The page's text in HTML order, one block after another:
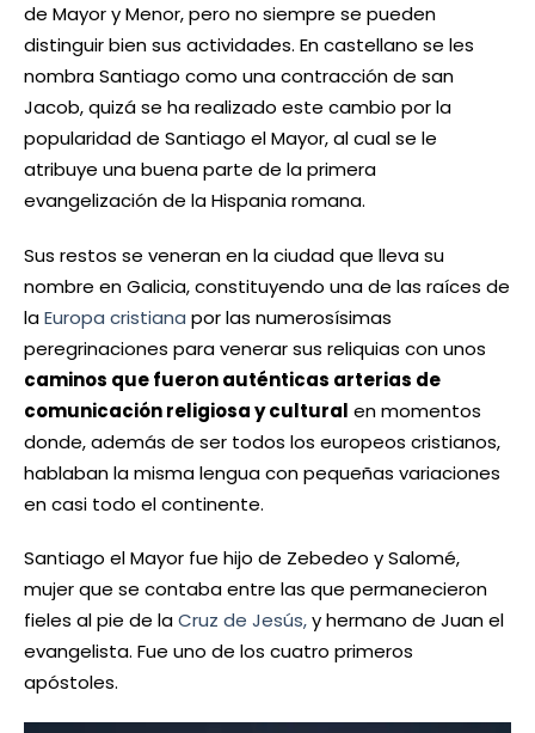
de Mayor y Menor, pero no siempre se pueden
distinguir bien sus actividades. En castellano se les
nombra Santiago como una contracción de san
Jacob, quizá se ha realizado este cambio por la
popularidad de Santiago el Mayor, al cual se le
atribuye una buena parte de la primera
evangelización de la Hispania romana.
Sus restos se veneran en la ciudad que lleva su
nombre en Galicia, constituyendo una de las raíces de
laEuropa cristiana por las numerosísimas
peregrinaciones para venerar sus reliquias con unos
caminos que fueron auténticas arterias de
comunicación religiosa y cultural en momentos
donde, además de ser todos los europeos cristianos,
hablaban la misma lengua con pequeñas variaciones
en casi todo el continente.
Santiago el Mayor fue hijo de Zebedeo y Salomé,
mujer que se contaba entre las que permanecieron
fieles al pie de laCruz de Jesús,y hermano de Juan el
evangelista. Fue uno de los cuatro primeros
apóstoles.